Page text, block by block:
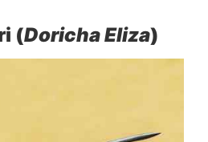
(Doricha Eliza)